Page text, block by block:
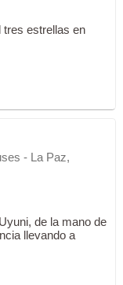
tres estrellas en
- La Paz,
de la mano de
llevando a